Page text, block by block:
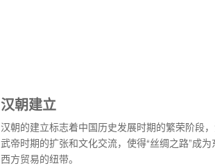
汉朝建立
汉朝的建立标志着中国历史发展时期的繁荣阶段
武帝时期的扩张和文化交流，使得“丝绸之路”成为
西方贸易的纽带。